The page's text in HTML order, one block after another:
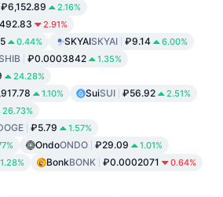
₽6,152.89 2.16%
2.91%
0.44% SKYAISKYAI ₽9.14 6.00%
SHIB ₽0.0003842 1.35%
24.28%
1.10% SuiSUI ₽56.92 2.51%
26.73%
₽5.79 1.57%
OndoONDO ₽29.09 1.01%
1.28% BonkBONK ₽0.0002071 0.64%